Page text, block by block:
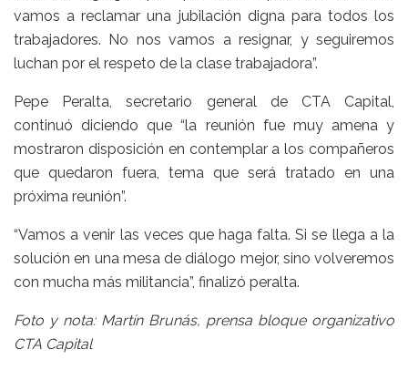
vamos a reclamar una jubilación digna para todos los
trabajadores. No nos vamos a resignar, y seguiremos
luchan por el respeto de la clase trabajadora”.
Pepe Peralta, secretario general de CTA Capital,
continuó diciendo que “la reunión fue muy amena y
mostraron disposición en contemplar a los compañeros
que quedaron fuera, tema que será tratado en una
próxima reunión”.
“Vamos a venir las veces que haga falta. Si se llega a la
solución en una mesa de diálogo mejor, sino volveremos
con mucha más militancia”, finalizó peralta.
Foto y nota: Martín Brunás, prensa bloque organizativo
CTA Capital